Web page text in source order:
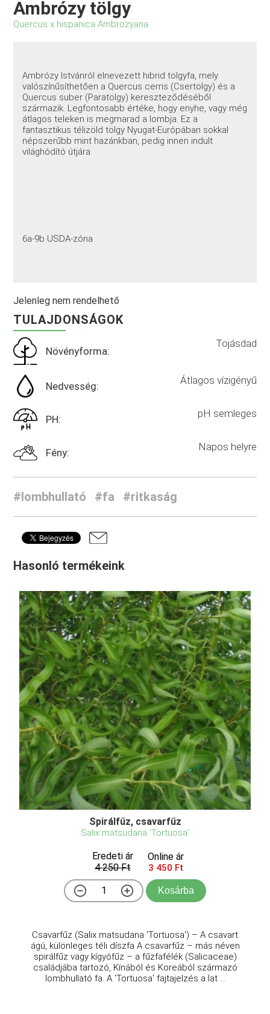
Ambrózy tölgy
Quercus x hispanica Ambrozyana
Ambrózy Istvánról elnevezett hibrid tölgyfa, mely
valószínűsíthetően a Quercus cerris (Csertölgy) és a
Quercus suber (Paratölgy) kereszteződéséből
származik. Legfontosabb értéke, hogy enyhe, vagy még
átlagos teleken is megmarad a lombja. Ez a
fantasztikus télizöld tölgy Nyugat-Európában sokkal
népszerűbb mint hazánkban, pedig innen indult
világhódító útjára.
6a-9b USDA-zóna
Jelenleg nem rendelhető
TULAJDONSÁGOK
Növényforma:
Tojásdad
Nedvesség: Átlagos vízigényű
PH: pH semleges
Fény: Napos helyre
#lombhullató #fa #ritkaság
Hasonló termékeink
Spirálfűz, csavarfűz
Salix matsudana 'Tortuosa'
Eredeti ár
4 250 Ft
Online ár
3 450 Ft
Kosárba
Csavarfűz (Salix matsudana 'Tortuosa') – A csavart
ágú, különleges téli díszfa A csavarfűz – más néven
spirálfűz vagy kígyófűz – a fűzfafélék (Salicaceae)
családjába tartozó, Kínából és Koreából származó
lombhullató fa. A 'Tortuosa' fajtajelzés a lat ...